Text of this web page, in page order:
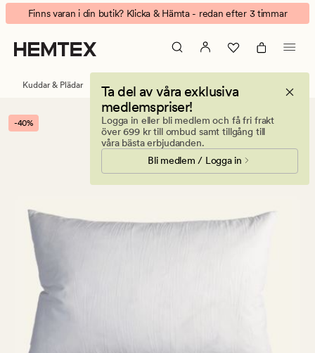
Feather
innerkudde
Animerad
banner.
Klicka
på
att
pausa.
Finns varan i din butik? Klicka & Hämta - redan efter 3 timmar
Ta del av våra exklusiva
medlemspriser!
Logga in eller bli medlem och få fri frakt
över 699 kr till ombud samt tillgång till
våra bästa erbjudanden.
Bli medlem / Logga in
Kuddar & Plädar Innerkuddar
-40%